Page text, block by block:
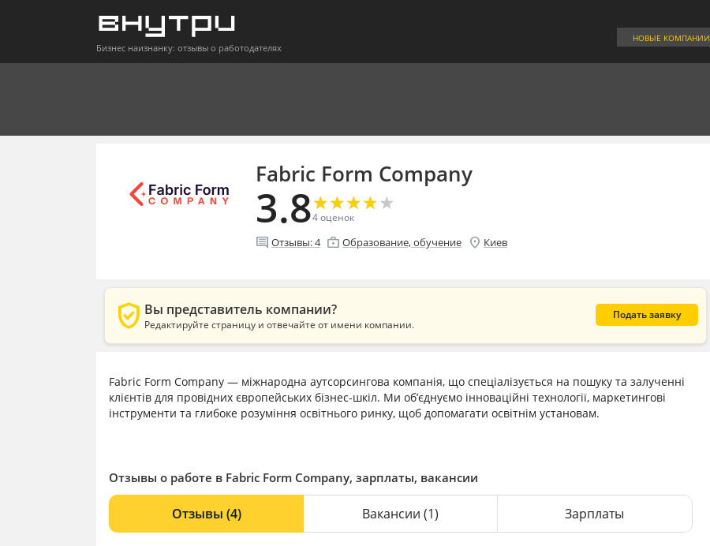
Бизнес наизнанку: отзывы о работодателях
НОВЫЕ КОМПАНИИ
Fabric Form Company
3.8★
★★
★★
★★
★★
★
4оценок
comment Отзывы:4 enterprise Образование, обучение location_on Киев
verified_user Вы представитель компании?
Редактируйте страницу и отвечайте от имени компании.
Подать заявку
Fabric Form Company — міжнародна аутсорсингова компанія, що спеціалізується на пошуку та залученні
клієнтів для провідних європейських бізнес-шкіл. Ми об’єднуємо інноваційні технології, маркетингові
інструменти та глибоке розуміння освітнього ринку, щоб допомагати освітнім установам.
Отзывы о работе в Fabric Form Company, зарплаты, вакансии
Отзывы (4) Вакансии (1) Зарплаты